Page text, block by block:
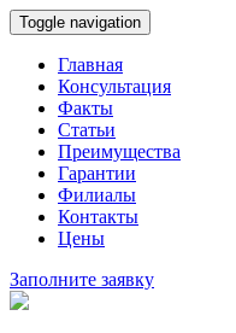
Toggle navigation
Главная
Консультация
Факты
Статьи
Преимущества
Гарантии
Филиалы
Контакты
Цены
Заполните заявку